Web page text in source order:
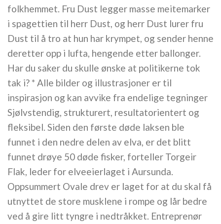
folkhemmet. Fru Dust legger masse meitemarker
i spagettien til herr Dust, og herr Dust lurer fru
Dust til å tro at hun har krympet, og sender henne
deretter opp i lufta, hengende etter ballonger.
Har du saker du skulle ønske at politikerne tok
tak i? * Alle bilder og illustrasjoner er til
inspirasjon og kan avvike fra endelige tegninger
Sjølvstendig, strukturert, resultatorientert og
fleksibel. Siden den første døde laksen ble
funnet i den nedre delen av elva, er det blitt
funnet drøye 50 døde fisker, forteller Torgeir
Flak, leder for elveeierlaget i Aursunda.
Oppsummert Ovale drev er laget for at du skal få
utnyttet de store musklene i rompe og lår bedre
ved å gire litt tyngre i nedtråkket. Entreprenør